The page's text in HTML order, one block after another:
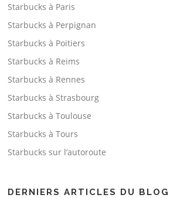
Starbucks à Paris
Starbucks à Perpignan
Starbucks à Poitiers
Starbucks à Reims
Starbucks à Rennes
Starbucks à Strasbourg
Starbucks à Toulouse
Starbucks à Tours
Starbucks sur l’autoroute
DERNIERS ARTICLES DU BLOG